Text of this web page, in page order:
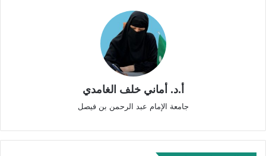
أ.د. أماني خلف الغامدي
جامعة الإمام عبد الرحمن بن فيصل